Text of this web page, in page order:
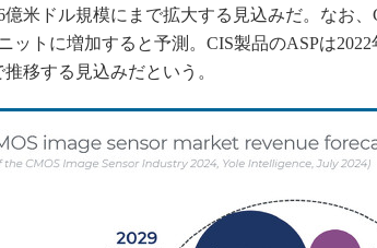
億米ドル規模にまで拡大する見込みだ。なお
ットに増加すると予測。CIS製品のASPは
移する見込みだという。